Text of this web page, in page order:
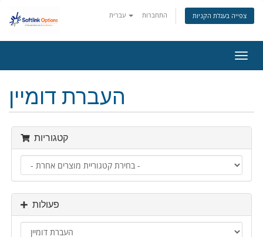
התחברות צפייה בעגלת הקניות
ניווט
העברת דומיין
קטגוריות
פעולות